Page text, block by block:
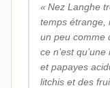
Nez Langhe
temps étrange,
un peu comme
ce n’est
et papayes
litchis et des